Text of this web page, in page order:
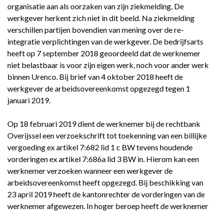
organisatie aan als oorzaken van zijn ziekmelding. De
werkgever herkent zich niet in dit beeld. Na ziekmelding
verschillen partijen bovendien van mening over de re-
integratie verplichtingen van de werkgever. De bedrijfsarts
heeft op 7 september 2018 geoordeeld dat de werknemer
niet belastbaar is voor zijn eigen werk, noch voor ander werk
binnen Urenco. Bij brief van 4 oktober 2018 heeft de
werkgever de arbeidsovereenkomst opgezegd tegen 1
januari 2019.
Op 18 februari 2019 dient de werknemer bij de rechtbank
Overijssel een verzoekschrift tot toekenning van een billijke
vergoeding ex artikel 7:682 lid 1 c BW tevens houdende
vorderingen ex artikel 7:686a lid 3 BW in. Hierom kan een
werknemer verzoeken wanneer een werkgever de
arbeidsovereenkomst heeft opgezegd. Bij beschikking van
23 april 2019 heeft de kantonrechter de vorderingen van de
werknemer afgewezen. In hoger beroep heeft de werknemer